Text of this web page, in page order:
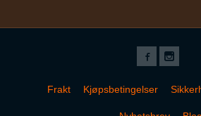
Frakt Kjøpsbetingelser